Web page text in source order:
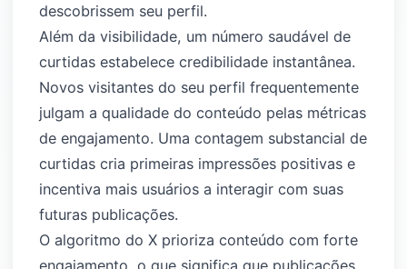
descobrissem seu perfil.
Além da visibilidade, um número saudável de
curtidas estabelece credibilidade instantânea.
Novos visitantes do seu perfil frequentemente
julgam a qualidade do conteúdo pelas métricas
de engajamento. Uma contagem substancial de
curtidas cria primeiras impressões positivas e
incentiva mais usuários a interagir com suas
futuras publicações.
O algoritmo do X prioriza conteúdo com forte
engajamento, o que significa que publicações